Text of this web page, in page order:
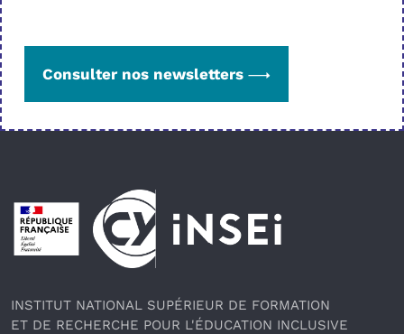
Consulter nos newsletters
Pied de page
INSTITUT NATIONAL SUPÉRIEUR DE FORMATION
ET DE RECHERCHE POUR L'ÉDUCATION INCLUSIVE